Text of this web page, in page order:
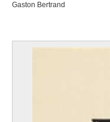
Gaston Bertrand